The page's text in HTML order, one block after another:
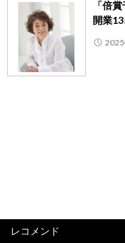
「倍
開業
レコメンド